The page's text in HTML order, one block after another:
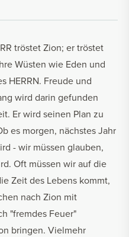
tröstet Zion; er tröstet
Wüsten wie Eden und
HERRN. Freude und
wird darin gefunden
Er wird seinen Plan zu
es morgen, nächstes Jahr
- wir müssen glauben,
Oft müssen wir auf die
Zeit des Lebens kommt,
nach Zion mit
"fremdes Feuer"
bringen. Vielmehr